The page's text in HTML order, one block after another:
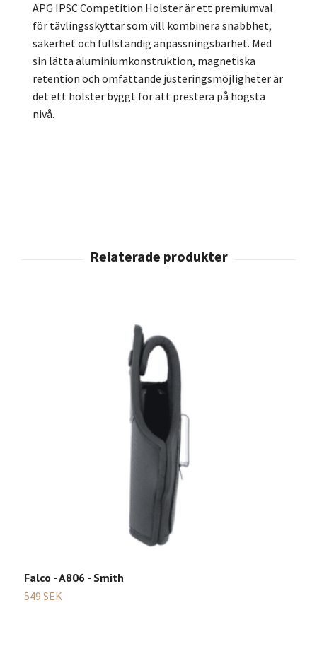
APG IPSC Competition Holster är ett premiumval
för tävlingsskyttar som vill kombinera snabbhet,
säkerhet och fullständig anpassningsbarhet. Med
sin lätta aluminiumkonstruktion, magnetiska
retention och omfattande justeringsmöjligheter är
det ett hölster byggt för att prestera på högsta
nivå.
Falco - A806 - Smith
549 SEK